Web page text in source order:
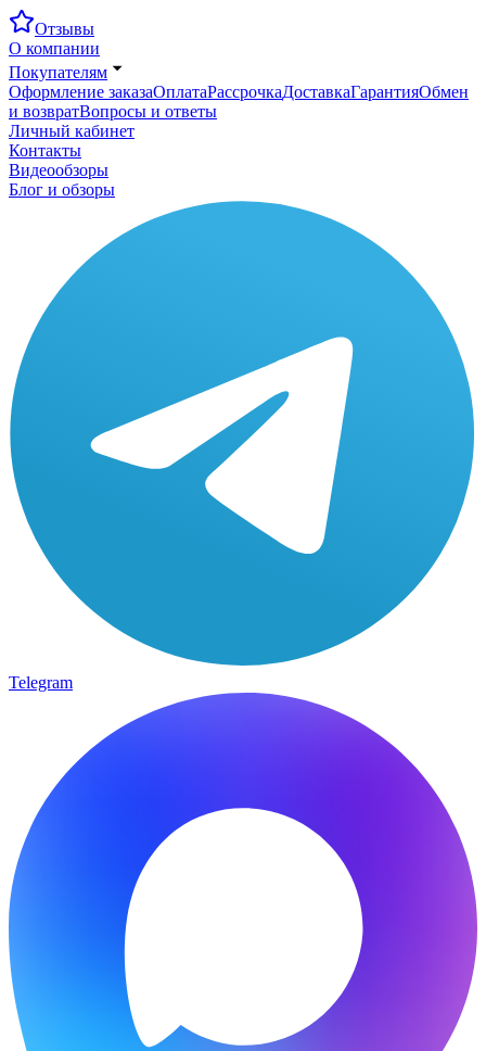
Отзывы
О компании
Покупателям
Оформление заказаОплатаРассрочкаДоставкаГарантияОбмен
и возвратВопросы и ответы
Личный кабинет
Контакты
Видеообзоры
Блог и обзоры
Telegram